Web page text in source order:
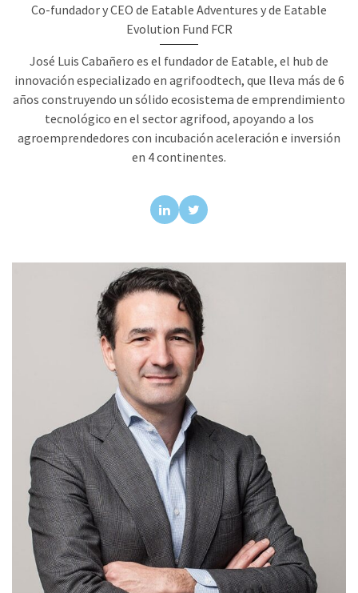
Co-fundador y CEO de Eatable Adventures y de Eatable
Evolution Fund FCR
José Luis Cabañero es el fundador de Eatable, el hub de
innovación especializado en agrifoodtech, que lleva más de 6
años construyendo un sólido ecosistema de emprendimiento
tecnológico en el sector agrifood, apoyando a los
agroemprendedores con incubación aceleración e inversión
en 4 continentes.